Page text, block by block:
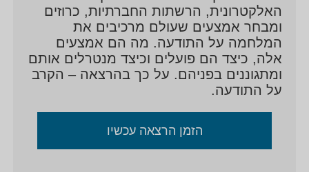
בעל דוקטורט בתקשורת ומדע המדינה מאוניברסיטת בר
אילן.
ד"ר נחמן שי מתגורר במבשרת ציון ונשוי לרבקה שי, להם
שלושה ילדים ושמונה נכדים ונכדות.
האלקטרונית, הרשתות החברתיות, כרוזים
ומבחר אמצעים שעולם מרכיבים את
המלחמה על התודעה. מה הם אמצעים
אלה, כיצד הם פועלים וכיצד מנטרלים אותם
ומתגוננים בפניהם. על כך בהרצאה – הקרב
על התודעה.
הזמן הרצאה עכשיו